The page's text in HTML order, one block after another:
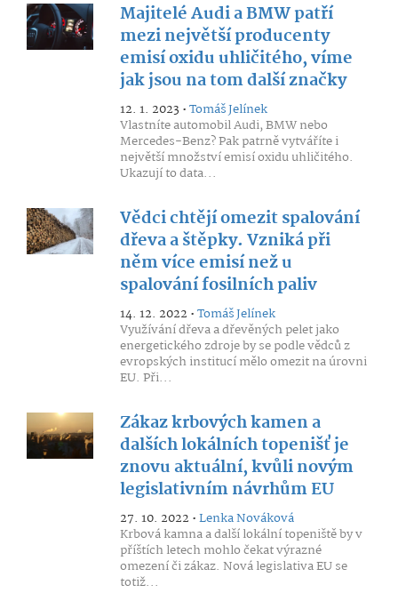
Majitelé Audi a BMW patří
mezi největší producenty
emisí oxidu uhličitého, víme
jak jsou na tom další značky
12. 1. 2023 •Tomáš Jelínek
Vlastníte automobil Audi, BMW nebo
Mercedes-Benz? Pak patrně vytváříte i
největší množství emisí oxidu uhličitého.
Ukazují to data...
Vědci chtějí omezit spalování
dřeva a štěpky. Vzniká při
něm více emisí než u
spalování fosilních paliv
14. 12. 2022 •Tomáš Jelínek
Využívání dřeva a dřevěných pelet jako
energetického zdroje by se podle vědců z
evropských institucí mělo omezit na úrovni
EU. Při...
Zákaz krbových kamen a
dalších lokálních topenišť je
znovu aktuální, kvůli novým
legislativním návrhům EU
27. 10. 2022 •Lenka Nováková
Krbová kamna a další lokální topeniště by v
příštích letech mohlo čekat výrazné
omezení či zákaz. Nová legislativa EU se
totiž...